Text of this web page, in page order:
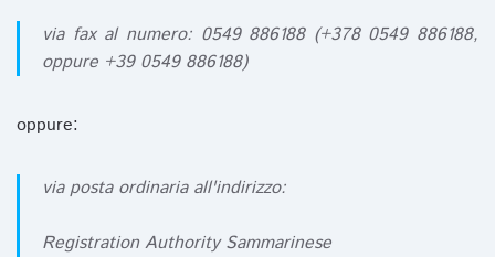
via fax al numero: 0549 886188 (+378 0549 886188,
oppure +39 0549 886188)
oppure:
via posta ordinaria all'indirizzo:
Registration Authority Sammarinese